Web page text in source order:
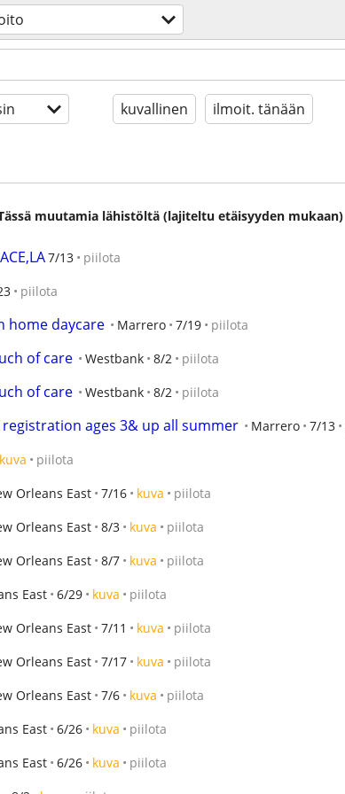
kuvallinen ilmoit. tänään
muutamia lähistöltä (lajiteltu etäisyyden mukaan)
7/13 piilota
piilota
home daycare Marrero 7/19 piilota
of care Westbank 8/2 piilota
of care Westbank 8/2 piilota
ages 3& up all summer Marrero 7/13
kuva piilota
Orleans East 7/16 kuva piilota
Orleans East 8/3 kuva piilota
Orleans East 8/7 kuva piilota
East 6/29 kuva piilota
Orleans East 7/11 kuva piilota
Orleans East 7/17 kuva piilota
Orleans East 7/6 kuva piilota
East 6/26 kuva piilota
East 6/26 kuva piilota